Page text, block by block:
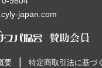
japan.com
要
特定商取引法に基づ